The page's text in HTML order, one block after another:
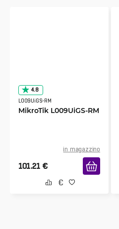
4.8
L009UiGS-RM
MikroTik L009UiGS-RM
in magazzino
101.21 €